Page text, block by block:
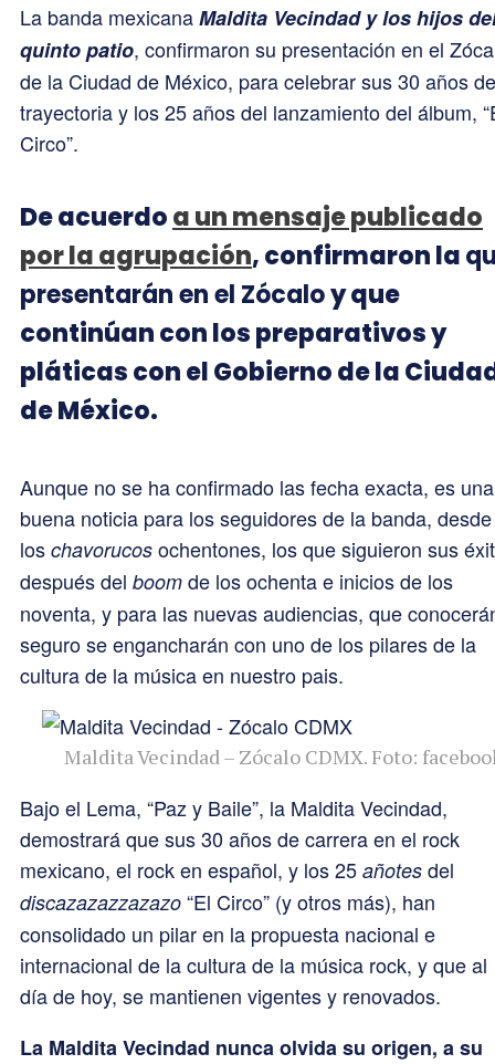
La banda mexicanaMaldita Vecindad y los hijos
quinto patio, confirmaron su presentación en el
de la Ciudad de México, para celebrar sus 30 años de
trayectoria y los 25 años del lanzamiento del álbum,
Circo”.
De acuerdoa un mensaje publicado
por la agrupación, confirmaron la
presentarán en el Zócaloy que
continúan con los preparativos y
pláticas con el Gobierno de la
de México.
Aunque no se ha confirmado las fecha exacta, es una
buena noticia para los seguidores de la banda, desde
los chavorucos ochentones, los que siguieron sus
después del boom de los ochenta e inicios de los
noventa, y para las nuevas audiencias, que
seguro se engancharán con uno de los pilares de la
cultura de la música en nuestro pais.
Maldita Vecindad – Zócalo CDMX. Foto:
Bajo el Lema, “Paz y Baile”, la Maldita Vecindad,
demostrará que sus 30 años de carrera en el rock
mexicano, el rock en español, y los 25 añotes del
discazazazzazazo “El Circo” (y otros más), han
consolidado un pilar en la propuesta nacional e
internacional de la cultura de la música rock, y que al
día de hoy, se mantienen vigentes y renovados.
La Maldita Vecindad nunca olvida su origen, a su